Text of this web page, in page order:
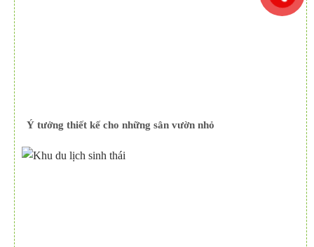
Ý tưởng thiết kế cho những sân vườn nhỏ